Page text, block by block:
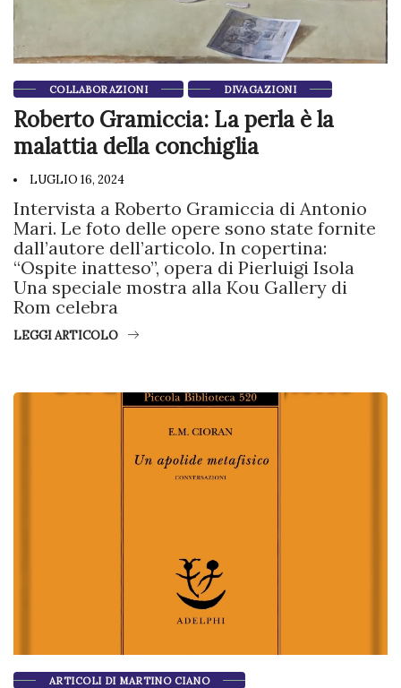
COLLABORAZIONI DIVAGAZIONI
Roberto Gramiccia: La perla è la
malattia della conchiglia
LUGLIO 16, 2024
Intervista a Roberto Gramiccia di Antonio
Mari. Le foto delle opere sono state fornite
dall’autore dell’articolo. In copertina:
“Ospite inatteso”, opera di Pierluigi Isola
Una speciale mostra alla Kou Gallery di
Rom celebra
LEGGI ARTICOLO
ARTICOLI DI MARTINO CIANO